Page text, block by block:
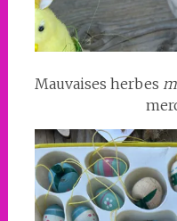
Mauvaises herbes